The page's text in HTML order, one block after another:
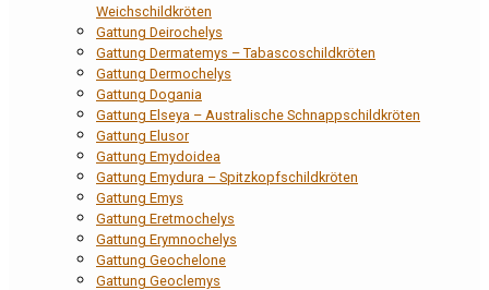
Weichschildkröten
Gattung Deirochelys
Gattung Dermatemys – Tabascoschildkröten
Gattung Dermochelys
Gattung Dogania
Gattung Elseya – Australische Schnappschildkröten
Gattung Elusor
Gattung Emydoidea
Gattung Emydura – Spitzkopfschildkröten
Gattung Emys
Gattung Eretmochelys
Gattung Erymnochelys
Gattung Geochelone
Gattung Geoclemys